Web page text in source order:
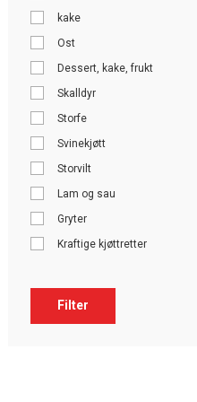
kake
Ost
Dessert, kake, frukt
Skalldyr
Storfe
Svinekjøtt
Storvilt
Lam og sau
Gryter
Kraftige kjøttretter
Filter